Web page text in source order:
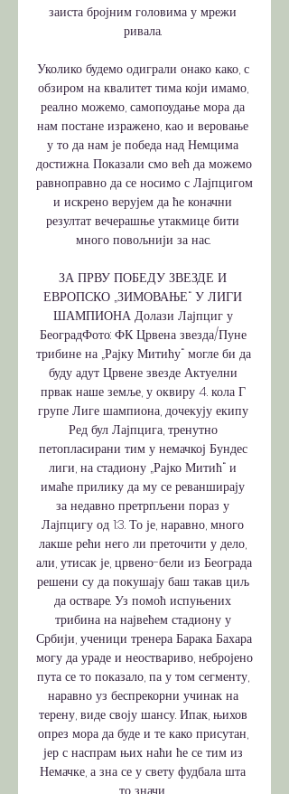
заиста бројним головима у мрежи
ривала.
Уколико будемо одиграли онако како, с
обзиром на квалитет тима који имамо,
реално можемо, самопоудање мора да
нам постане изражено, као и веровање
у то да нам је победа над Немцима
достижна. Показали смо већ да можемо
равноправно да се носимо с Лајпцигом
и искрено верујем да ће коначни
резултат вечерашње утакмице бити
много повољнији за нас.
ЗА ПРВУ ПОБЕДУ ЗВЕЗДЕ И
ЕВРОПСКО „ЗИМОВАЊЕ“ У ЛИГИ
ШАМПИОНА Долази Лајпциг у
БеоградФото: ФК Црвена звезда/Пуне
трибине на „Рајку Митићу“ могле би да
буду адут Црвене звезде Актуелни
првак наше земље, у оквиру 4. кола Г
групе Лиге шампиона, дочекују екипу
Ред бул Лајпцига, тренутно
петопласирани тим у немачкој Бундес
лиги, на стадиону „Рајко Митић“ и
имаће прилику да му се реванширају
за недавно претрпљени пораз у
Лајпцигу од 1:3. То је, наравно, много
лакше рећи него ли преточити у дело,
али, утисак је, црвено-бели из Београда
решени су да покушају баш такав циљ
да остваре. Уз помоћ испуњених
трибина на највећем стадиону у
Србији, ученици тренера Барака Бахара
могу да ураде и неоствариво, небројено
пута се то показало, па у том сегменту,
наравно уз беспрекорни учинак на
терену, виде своју шансу. Ипак, њихов
опрез мора да буде и те како присутан,
јер с наспрам њих наћи ће се тим из
Немачке, а зна се у свету фудбала шта
то значи.